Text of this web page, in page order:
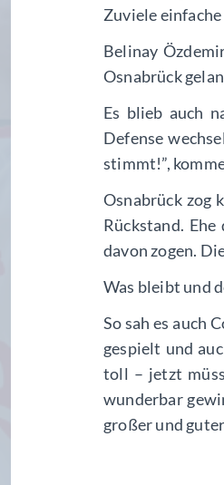
Zuviele
Belinay
Osnabrück
Es blieb auch
Defense
stimmt!”,
Osnabrück zog
Rückstand.
davon zogen.
Was bleibt und
So sah es auch
gespielt und
toll – jetzt
wunderbar
großer und